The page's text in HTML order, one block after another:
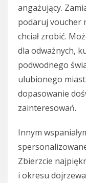
angażujący.
podaruj voucher
chciał zrobić.
dla odważnych,
podwodnego
ulubionego
dopasowanie
zainteresowań.
Innym
Zbierzcie
i okresu